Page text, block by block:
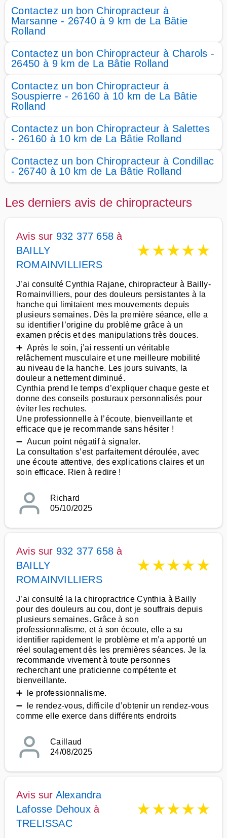
Contactez un bon Chiropracteur à
Marsanne - 26740 à 9 km de La Bâtie
Rolland
Contactez un bon Chiropracteur à Charols -
26450 à 9 km de La Bâtie Rolland
Contactez un bon Chiropracteur à
Souspierre - 26160 à 10 km de La Bâtie
Rolland
Contactez un bon Chiropracteur à Salettes
- 26160 à 10 km de La Bâtie Rolland
Contactez un bon Chiropracteur à Condillac
- 26740 à 10 km de La Bâtie Rolland
Les derniers avis de chiropracteurs
Avis sur 932 377 658 à
BAILLY
ROMAINVILLIERS
★★★★★
J’ai consulté Cynthia Rajane, chiropracteur à Bailly-
Romainvilliers, pour des douleurs persistantes à la
hanche qui limitaient mes mouvements depuis
plusieurs semaines. Dès la première séance, elle a
su identifier l’origine du problème grâce à un
examen précis et des manipulations très douces.
➕ Après le soin, j’ai ressenti un véritable
relâchement musculaire et une meilleure mobilité
au niveau de la hanche. Les jours suivants, la
douleur a nettement diminué.
Cynthia prend le temps d’expliquer chaque geste et
donne des conseils posturaux personnalisés pour
éviter les rechutes.
Une professionnelle à l’écoute, bienveillante et
efficace que je recommande sans hésiter !
➖ Aucun point négatif à signaler.
La consultation s’est parfaitement déroulée, avec
une écoute attentive, des explications claires et un
soin efficace. Rien à redire !
Richard
05/10/2025
Avis sur 932 377 658 à
BAILLY
ROMAINVILLIERS
★★★★★
J’ai consulté la la chiropractrice Cynthia à Bailly
pour des douleurs au cou, dont je souffrais depuis
plusieurs semaines. Grâce à son
professionnalisme, et à son écoute, elle a su
identifier rapidement le problème et m’a apporté un
réel soulagement dès les premières séances. Je la
recommande vivement à toute personnes
recherchant une praticienne compétente et
bienveillante.
➕ le professionnalisme.
➖ le rendez-vous, difficile d’obtenir un rendez-vous
comme elle exerce dans différents endroits
Caillaud
24/08/2025
Avis sur Alexandra
Lafosse Dehouxà
TRELISSAC
★★★★★